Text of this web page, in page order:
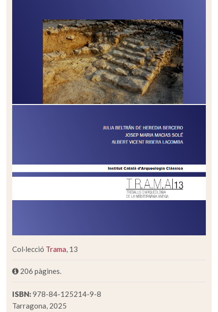
Col·lecció Trama, 13
206 pàgines.
ISBN:978-84-125214-9-8
Tarragona, 2025